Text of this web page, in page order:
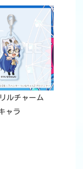
ルチャーム
ャラ